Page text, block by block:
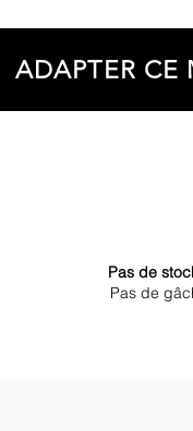
ADAPTER CE
Pas de
Pas de